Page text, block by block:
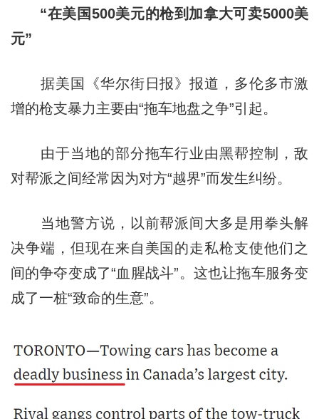
“在美国500美元的枪到加拿大可卖5000美
元”
据美国《华尔街日报》报道，多伦多市激
增的枪支暴力主要由“拖车地盘之争”引起。
由于当地的部分拖车行业由黑帮控制，敌
对帮派之间经常因为对方“越界”而发生纠纷。
当地警方说，以前帮派间大多是用拳头解
决争端，但现在来自美国的走私枪支使他们之
间的争夺变成了“血腥战斗”。这也让拖车服务变
成了一桩“致命的生意”。